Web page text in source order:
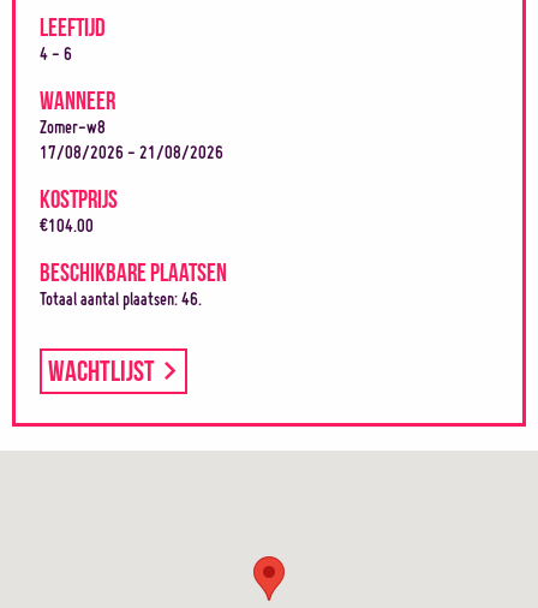
LEEFTIJD
4 - 6
WANNEER
Zomer-w8
17/08/2026 - 21/08/2026
KOSTPRIJS
€104.00
BESCHIKBARE PLAATSEN
Totaal aantal plaatsen: 46.
Wachtlijst